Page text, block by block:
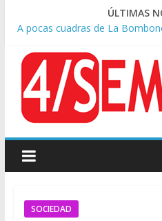
ÚLTIMAS
A pocas cuadras de La
Día de San Cayetano: masiva
sindicatos y organizaciones
Pesar por la muerte de
y conductor de TV
Tras la aprobación de la ley de
Causa AFA: el juez Amarante
traslado del expediente a
SOCIEDAD